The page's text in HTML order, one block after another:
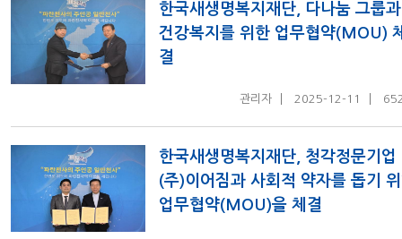
한국새생명복지재단, 다나눔 그룹과
건강복지를 위한 업무협약(MOU)
결
관리자 2025-12-11
한국새생명복지재단, 청각정문기업
(주)이어짐과 사회적 약자를 돕기
업무협약(MOU)을 체결